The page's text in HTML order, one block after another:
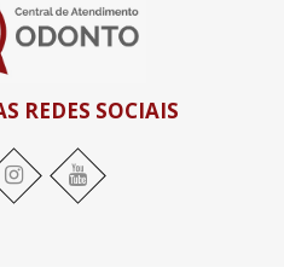
REDES SOCIAIS
Instagram YouTube